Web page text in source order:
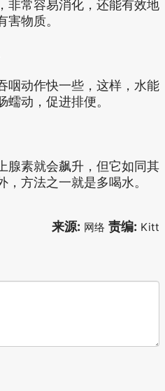
非常容易消化，还能有效地
物质。
咽动作快一些，这样，水能
动，促进排便。
腺素就会飙升，但它如同其
方法之一就是多喝水。
来源: 网络 责编: Kitt